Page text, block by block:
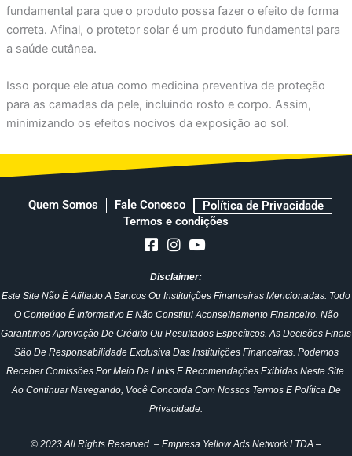
fundamental para que o produto possa fazer o efeito de forma
correta. Afinal, o protetor solar é um produto fundamental para
a saúde cutânea.
Isso porque ele atua como medicina preventiva de proteção
para as camadas da pele, incluindo rosto e corpo. Assim,
minimizando os efeitos nocivos da exposição ao sol.
Quem Somos Fale Conosco
Política de Privacidade
Termos e condições
Disclaimer:
Este Site Não É Afiliado A Bancos Ou Instituições Financeiras Mencionadas. Todo
O Conteúdo É Informativo E Não Constitui Aconselhamento Financeiro. Não
Garantimos Aprovação De Crédito Ou Resultados Específicos. As Decisões Finais
São De Responsabilidade Exclusiva Das Instituições Financeiras. Podemos
Receber Comissões Por Meio De Links E Recomendações Exibidas Neste Site.
Ao Continuar Navegando, Você Concorda Com Nossos Termos E Política De
Privacidade.
© 2023 All Rights Reserved – Empresa Yellow Ads Network LTDA –